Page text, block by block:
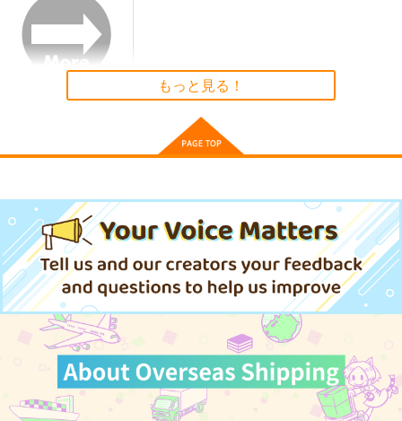
ADSRecordings
1,650
サンプル
作品詳細
サンプル
作品詳細
サンプル
作品詳細
スターライド・エアリ
1,540円（税込）
Destroy Frustration
glitch@SoundStudio
660円（税込）
ぶちあげアップデー
ト！3
Rolling Contact
円（税込）
もっと見る！